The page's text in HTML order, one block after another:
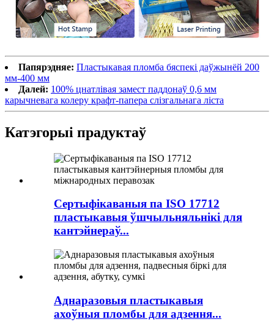
Папярэдняе: Пластыкавая пломба бяспекі даўжынёй 200
мм-400 мм
Далей: 100% цнатлівая замест паддонаў 0,6 мм
карычневага колеру крафт-папера слізгальнага ліста
Катэгорыі прадуктаў
Сертыфікаваныя па ISO 17712
пластыкавыя ўшчыльняльнікі для
кантэйнераў...
Аднаразовыя пластыкавыя
ахоўныя пломбы для адзення...